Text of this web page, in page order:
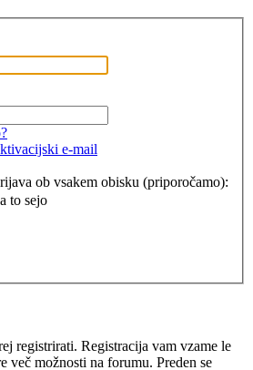
e-mail
ob vsakem obisku (priporočamo):
to sejo
registrirati. Registracija vam vzame le
več možnosti na forumu. Preden se